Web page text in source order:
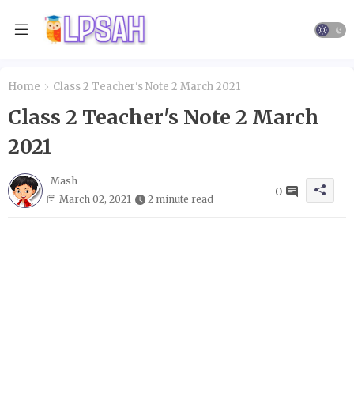
Home Class 2 Teacher's Note 2 March 2021
Class 2 Teacher's Note 2 March
2021
Mash
March 02, 2021
2 minute read
0